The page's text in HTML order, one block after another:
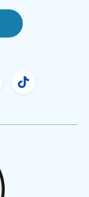
Insurance
de Freeway
TikTok